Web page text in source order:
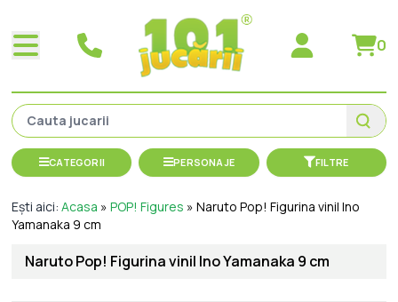
0
CATEGORII PERSONAJE FILTRE
Ești aici:Acasa »POP! Figures »Naruto Pop! Figurina vinil Ino
Yamanaka 9 cm
Naruto Pop! Figurina vinil Ino Yamanaka 9 cm